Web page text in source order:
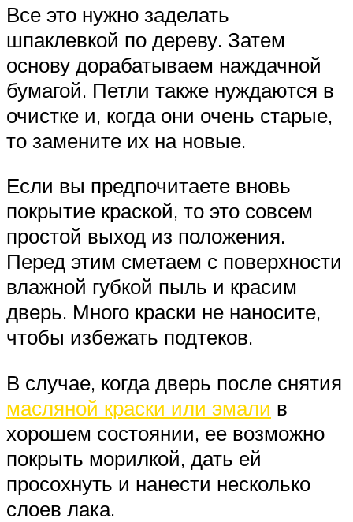
Все это нужно заделать
шпаклевкой по дереву. Затем
основу дорабатываем наждачной
бумагой. Петли также нуждаются в
очистке и, когда они очень старые,
то замените их на новые.
Если вы предпочитаете вновь
покрытие краской, то это совсем
простой выход из положения.
Перед этим сметаем с поверхности
влажной губкой пыль и красим
дверь. Много краски не наносите,
чтобы избежать подтеков.
В случае, когда дверь после снятия
масляной краски или эмали в
хорошем состоянии, ее возможно
покрыть морилкой, дать ей
просохнуть и нанести несколько
слоев лака.